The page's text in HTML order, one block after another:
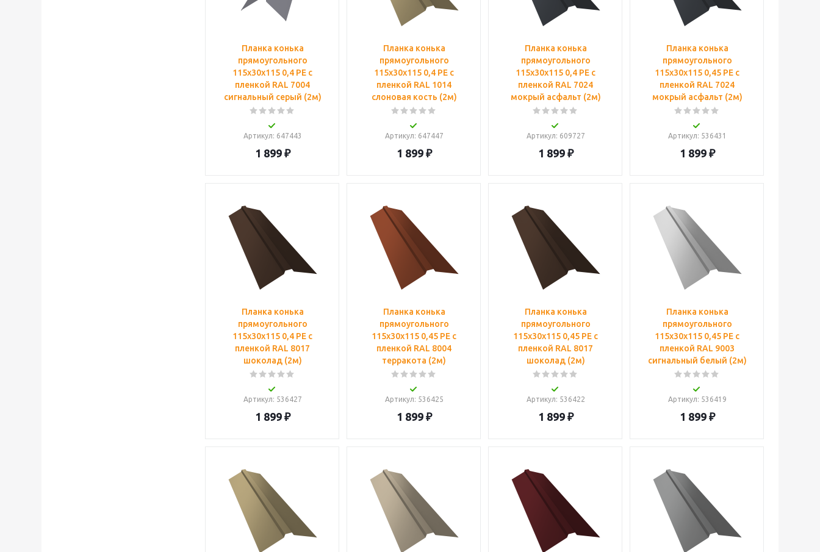
Планка конька
прямоугольного
115х30х115 0,4 PE с
пленкой RAL 7004
сигнальный серый (2м)
Артикул: 647443
1 899₽
Планка конька
прямоугольного
115х30х115 0,4 PE с
пленкой RAL 1014
слоновая кость (2м)
Артикул: 647447
1 899₽
Планка конька
прямоугольного
115х30х115 0,4 PE с
пленкой RAL 7024
мокрый асфальт (2м)
Артикул: 609727
1 899₽
Планка конька
прямоугольного
115х30х115 0,45 PE с
пленкой RAL 7024
мокрый асфальт (2м)
Артикул: 536431
1 899₽
Планка конька
прямоугольного
115х30х115 0,4 PE с
пленкой RAL 8017
шоколад (2м)
Артикул: 536427
1 899₽
Планка конька
прямоугольного
115х30х115 0,45 PE с
пленкой RAL 8004
терракота (2м)
Артикул: 536425
1 899₽
Планка конька
прямоугольного
115х30х115 0,45 PE с
пленкой RAL 8017
шоколад (2м)
Артикул: 536422
1 899₽
Планка конька
прямоугольного
115х30х115 0,45 PE с
пленкой RAL 9003
сигнальный белый (2м)
Артикул: 536419
1 899₽